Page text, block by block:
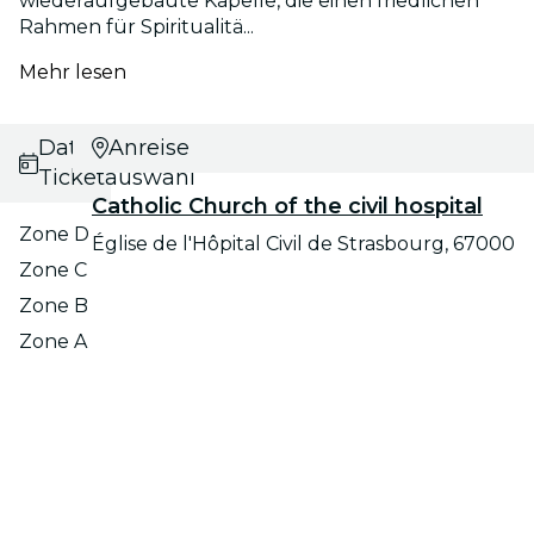
Rahmen für Spiritualitä...
Mehr lesen
Datums- und
Ticketauswahl
Zone D
Zone C
Zone B
Zone A
Anreise
Catholic Church of the civil hospital
Église de l'Hôpital Civil de Strasbourg, 67000